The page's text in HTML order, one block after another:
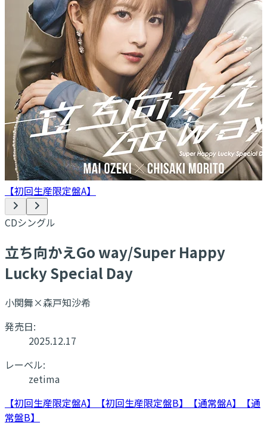
【初回生産限定盤A】
CDシングル
立ち向かえGo way/Super Happy
Lucky Special Day
小関舞×森戸知沙希
発売日:
2025.12.17
レーベル:
zetima
【初回生産限定盤A】
【初回生産限定盤B】 【通常盤A】
【通
常盤B】